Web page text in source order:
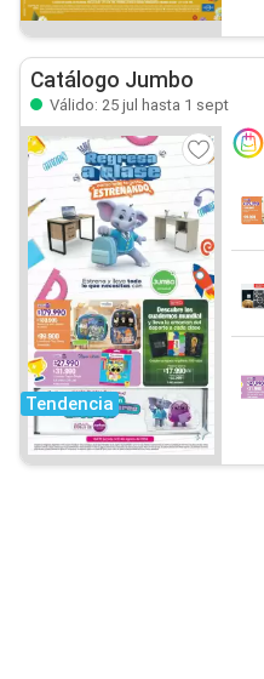
Catálogo Jumbo
Válido: 25 jul hasta 1 sept
Tendencia